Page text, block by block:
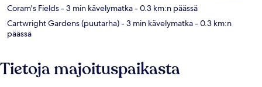
Coram's Fields- 3 min kävelymatka- 0.3 km:n päässä
Cartwright Gardens (puutarha)- 3 min kävelymatka- 0.3 km:n
päässä
Tietoja majoituspaikasta